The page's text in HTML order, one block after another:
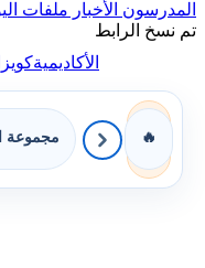
المدرسون الأخبار ملفات
تم نسخ الرابط
الأكاديمية
🔥 مجموعة